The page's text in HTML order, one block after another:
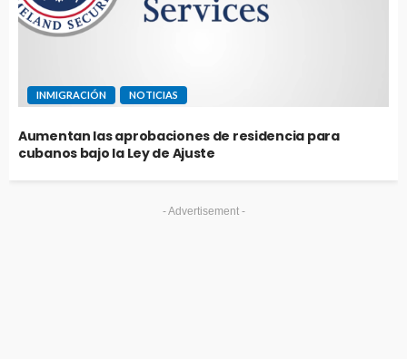
INMIGRACIÓN NOTICIAS
Aumentan las aprobaciones de residencia para
cubanos bajo la Ley de Ajuste
- Advertisement -